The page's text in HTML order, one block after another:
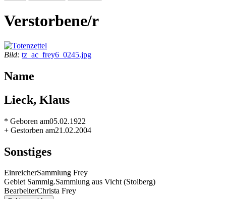
Verstorbene/r
Bild: tz_ac_frey6_0245.jpg
Name
Lieck, Klaus
* Geboren am05.02.1922
+ Gestorben am21.02.2004
Sonstiges
EinreicherSammlung Frey
Gebiet Sammlg.Sammlung aus Vicht (Stolberg)
BearbeiterChrista Frey